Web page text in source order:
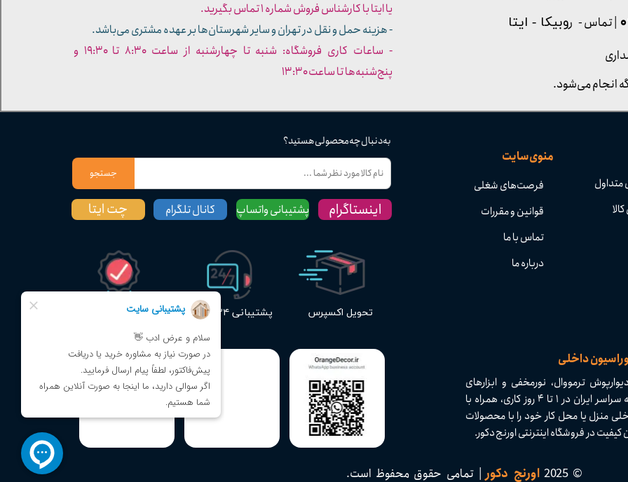
داخلی
تحویل اکسپرس پشتیبانی ۲۴ ساعته ضمانت اصالت کالا
منوی سایت
فرصت‌های شغلی
قوانین و مقررات
تماس با ما
درباره ما
به دنبال چه محصولی هستید؟
جستجو
ترمووال، نورمخفی و ابزارهای
دکوراسیون داخلی با کیفیت بالا و تنوع بی‌نظیر. ارسال سریع به سراسر ایران در ۱ تا ۴ روز کاری، همراه با
منزل یا محل کار خود را با محصولات
در فروشگاه اینترنتی اورنج دکور.​​​​​​​
© 2025 اورنج دکور| تمامی حقوق محفوظ است.​​​​​​​
پشتیبانی واتساپ چت ایتا کانال تلگرام اینستاگرام
| تماس - روبیکا - ایتا
یا ایتا با کارشناس فروش شماره ۱ تماس بگیرید.
- هزینه حمل و نقل در تهران و سایر شهرستان‌ها بر عهده مشتری می‌باشد.
- ساعات کاری فروشگاه: شنبه تا چهارشنبه از ساعت ۸:۳۰ تا ۱۹:۳۰ و
پنج‌شنبه‌ها تا ساعت ۱۳:۳۰​​​​​​​
انجام می‌شود.